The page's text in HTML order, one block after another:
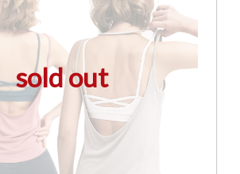
sold out